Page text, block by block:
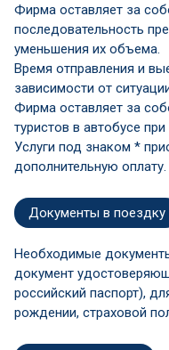
Фирма оставляет за
последовательность
уменьшения их объема.
Время отправления и
зависимости от
Фирма оставляет за
туристов в автобусе
Услуги под знаком *
дополнительную оплату.
Документы в поездку
Необходимые
документ
российский паспорт),
рождении, страховой